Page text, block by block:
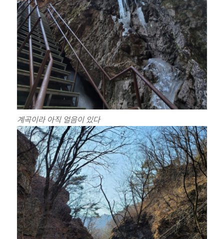
계곡이라 아직 얼음이 있다